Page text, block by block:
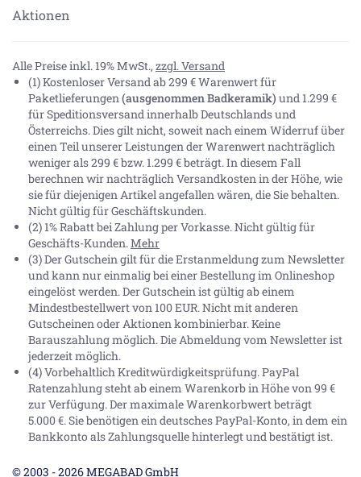
Aktionen
Alle Preise inkl. 19% MwSt., zzgl. Versand
(1) Kostenloser Versand ab 299 € Warenwert für
Paketlieferungen(ausgenommen Badkeramik) und 1.299 €
für Speditionsversand innerhalb Deutschlands und
Österreichs. Dies gilt nicht, soweit nach einem Widerruf über
einen Teil unserer Leistungen der Warenwert nachträglich
weniger als 299 € bzw. 1.299 € beträgt. In diesem Fall
berechnen wir nachträglich Versandkosten in der Höhe, wie
sie für diejenigen Artikel angefallen wären, die Sie behalten.
Nicht gültig für Geschäftskunden.
(2) 1% Rabatt bei Zahlung per Vorkasse. Nicht gültig für
Geschäfts-Kunden.Mehr
(3) Der Gutschein gilt für die Erstanmeldung zum Newsletter
und kann nur einmalig bei einer Bestellung im Onlineshop
eingelöst werden. Der Gutschein ist gültig ab einem
Mindestbestellwert von 100 EUR. Nicht mit anderen
Gutscheinen oder Aktionen kombinierbar. Keine
Barauszahlung möglich. Die Abmeldung vom Newsletter ist
jederzeit möglich.
(4) Vorbehaltlich Kreditwürdigkeitsprüfung. PayPal
Ratenzahlung steht ab einem Warenkorb in Höhe von99 €
zur Verfügung. Der maximale Warenkorbwert beträgt
5.000 €. Sie benötigen ein deutsches PayPal-Konto, in dem ein
Bankkonto als Zahlungsquelle hinterlegt und bestätigt ist.
© 2003 - 2026 MEGABAD GmbH